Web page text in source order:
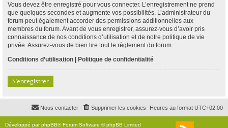
Vous devez être enregistré pour vous connecter. L’enregistrement ne prend
que quelques secondes et augmente vos possibilités. L’administrateur du
forum peut également accorder des permissions additionnelles aux
membres du forum. Avant de vous enregistrer, assurez-vous d’avoir pris
connaissance de nos conditions d’utilisation et de notre politique de vie
privée. Assurez-vous de bien lire tout le règlement du forum.
Conditions d’utilisation | Politique de confidentialité
S’enregistrer
Heures au format UTC+02:00
Supprimer les cookies
Nous contacter
Développé parphpBB® Forum Software © phpBB Limited